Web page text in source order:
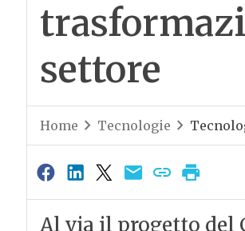
settore
Home Tecnologie
Al via il progetto del